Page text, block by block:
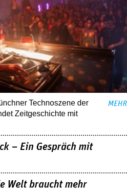
Technoszene der
Zeitgeschichte mit
MEHR
– Ein Gespräch mit
Welt braucht mehr